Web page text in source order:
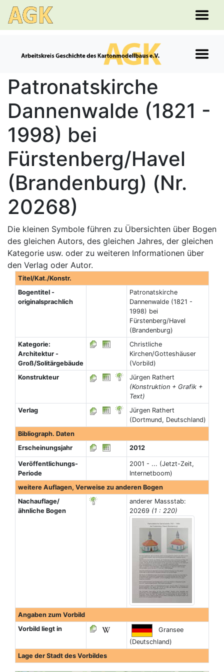
Patronatskirche
Dannenwalde (1821 -
1998) bei
Fürstenberg/Havel
(Brandenburg) (Nr.
20268)
Die kleinen Symbole führen zu Übersichten über Bogen
des gleichen Autors, des gleichen Jahres, der gleichen
Kategorie usw. oder zu weiteren Informationen über
den Verlag oder Autor.
Titel/Kat./Konstr.
Bogentitel -
originalsprachlich
Patronatskirche
Dannenwalde (1821 -
1998) bei
Fürstenberg/Havel
(Brandenburg)
Kategorie:
Architektur -
Groß/Solitärgebäude
Christliche
Kirchen/Gotteshäuser
(Vorbild)
Konstrukteur
Jürgen Rathert
(Konstruktion + Grafik +
Text)
Verlag
Jürgen Rathert
(Dortmund, Deutschland)
Bibliograph. Daten
Erscheinungsjahr
2012
Veröffentlichungs-
Periode
2001 - ... (Jetzt-Zeit,
Internetboom)
weitere Auflagen, Verweise zu anderen Bogen
Nachauflage/
ähnliche Bogen
anderer Massstab:
20269 (1 : 220)
Angaben zum Vorbild
Vorbild liegt in
Gransee
(Deutschland)
Lage der Stadt des Vorbildes